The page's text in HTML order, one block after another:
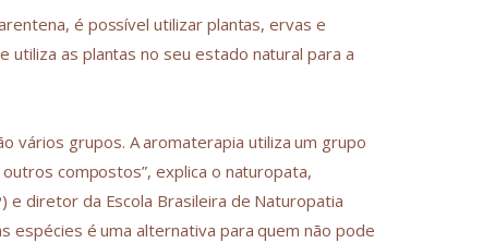
é possível utilizar plantas, ervas e
as plantas no seu estado natural para a
vários grupos. A aromaterapia utiliza um grupo
compostos”, explica o naturopata,
e diretor da Escola Brasileira de Naturopatia
espécies é uma alternativa para quem não pode